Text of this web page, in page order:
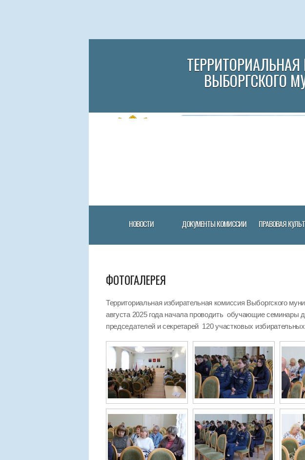
ВЫБОРГСКОГО
НОВОСТИ ДОКУМЕНТЫ КОМИССИИ ПРАВОВАЯ
ФОТОГАЛЕРЕЯ
Территориальная избирательная комиссия Выборгского
августа 2025 года начала проводить обучающие семинары
председателей и секретарей 120 участковых